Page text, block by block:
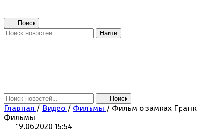
Поиск
Найти
Поиск
Главная / Видео / Фильмы / Фильм о замках Гранк
Фильмы
19.06.2020 15:54